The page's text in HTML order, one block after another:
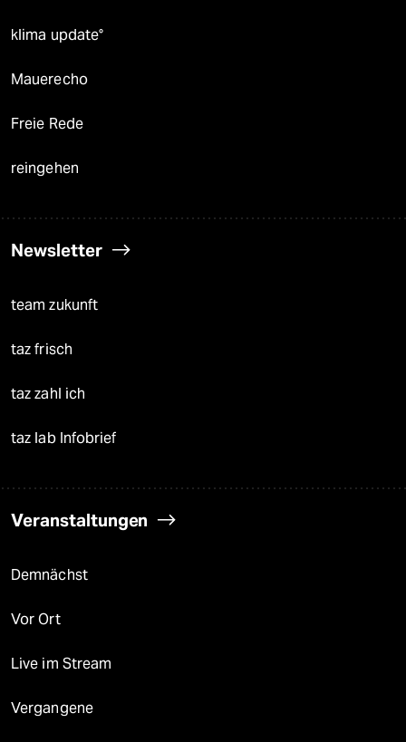
klima update°
Mauerecho
Freie Rede
reingehen
Newsletter
team zukunft
taz frisch
taz zahl ich
taz lab Infobrief
Veranstaltungen
Demnächst
Vor Ort
Live im Stream
Vergangene